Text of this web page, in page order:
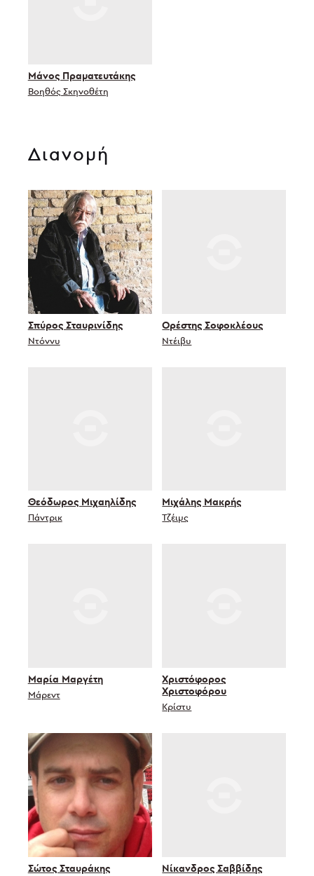
Μάνος Πραματευτάκης
Βοηθός Σκηνοθέτη
Διανομή
Σπύρος Σταυρινίδης
Ντόννυ
Ορέστης Σοφοκλέους
Ντέιβυ
Θεόδωρος Μιχαηλίδης
Πάντρικ
Μιχάλης Μακρής
Τζέιμς
Μαρία Μαργέτη
Μάρεντ
Χριστόφορος
Χριστοφόρου
Κρίστυ
Σώτος Σταυράκης Νίκανδρος Σαββίδης